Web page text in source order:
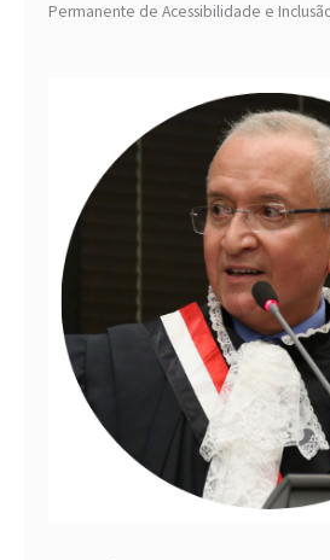
Permanente de Acessibilidade e